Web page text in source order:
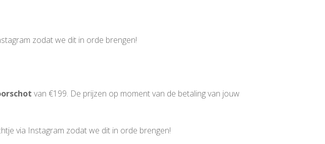
zodat we dit in orde brengen!
van €199. De prijzen op moment van de betaling van jouw
via Instagram zodat we dit in orde brengen!